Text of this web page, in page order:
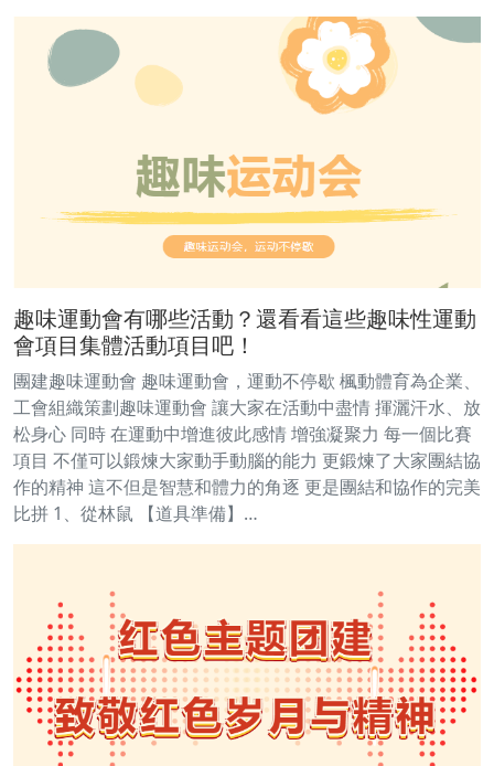
趣味運動會有哪些活動？還看看這些趣味性運動
會項目集體活動項目吧！
團建趣味運動會 趣味運動會，運動不停歇 楓動體育為企業、
工會組織策劃趣味運動會 讓大家在活動中盡情 揮灑汗水、放
松身心 同時 在運動中增進彼此感情 增強凝聚力 每一個比賽
項目 不僅可以鍛煉大家動手動腦的能力 更鍛煉了大家團結協
作的精神 這不但是智慧和體力的角逐 更是團結和協作的完美
比拼 1、從林鼠 【道具準備】…